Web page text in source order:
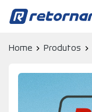
Home Produtos